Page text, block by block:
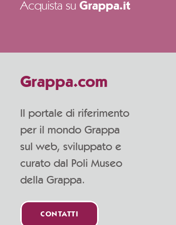
Acquista su Grappa.it
Grappa.com
Il portale di riferimento
per il mondo Grappa
sul web, sviluppato e
curato dal Poli Museo
della Grappa.
CONTATTI